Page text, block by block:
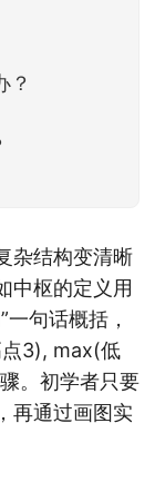
？
杂结构变清晰
中枢的定义用
句话概括，
3), max(低
。初学者只要
再通过画图实